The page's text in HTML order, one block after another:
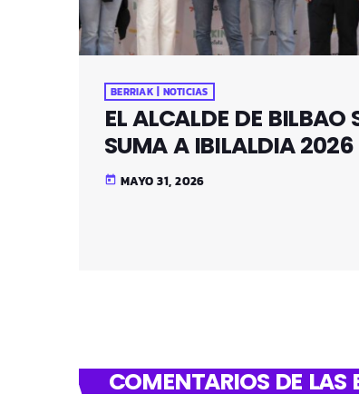
BERRIAK | NOTICIAS
EL ALCALDE DE BILBAO
SUMA A IBILALDIA 2026
today MAYO 31, 2026
COMENTARIOS DE